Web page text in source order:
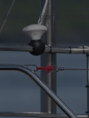
direktør for